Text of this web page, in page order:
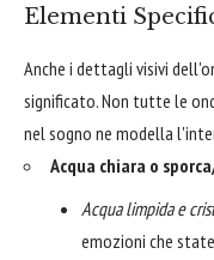
Elementi
Anche i dettagli visivi
significato. Non tutte le
nel sogno ne modella
Acqua chiara o
Acqua limpida e
emozioni che